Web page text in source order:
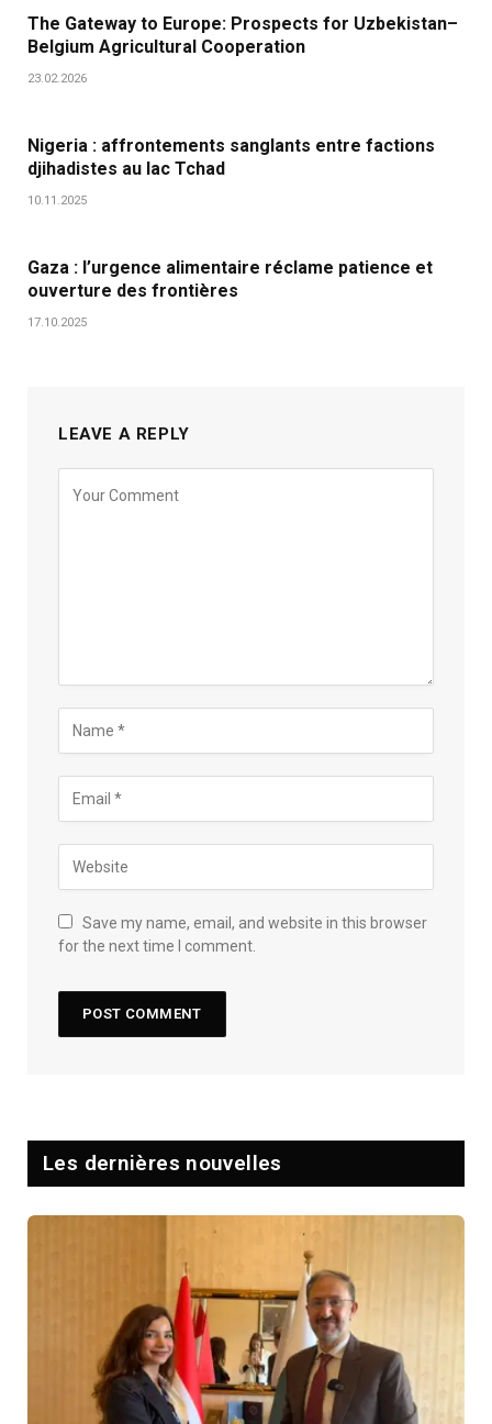
The Gateway to Europe: Prospects for Uzbekistan–
Belgium Agricultural Cooperation
23.02.2026
Nigeria : affrontements sanglants entre factions
djihadistes au lac Tchad
10.11.2025
Gaza : l’urgence alimentaire réclame patience et
ouverture des frontières
17.10.2025
LEAVE A REPLY
Save my name, email, and website in this browser
for the next time I comment.
Les dernières nouvelles